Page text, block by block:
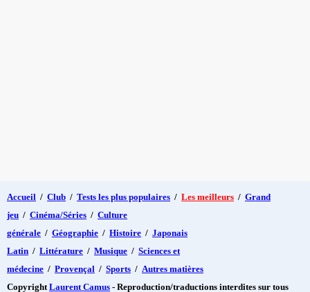
Accueil / Club / Tests les plus populaires / Les meilleurs / Grand
jeu / Cinéma/Séries / Culture
générale / Géographie / Histoire / Japonais
Latin / Littérature / Musique / Sciences et
médecine / Provençal / Sports / Autres matières
Copyright Laurent Camus - Reproduction/traductions interdites sur tous